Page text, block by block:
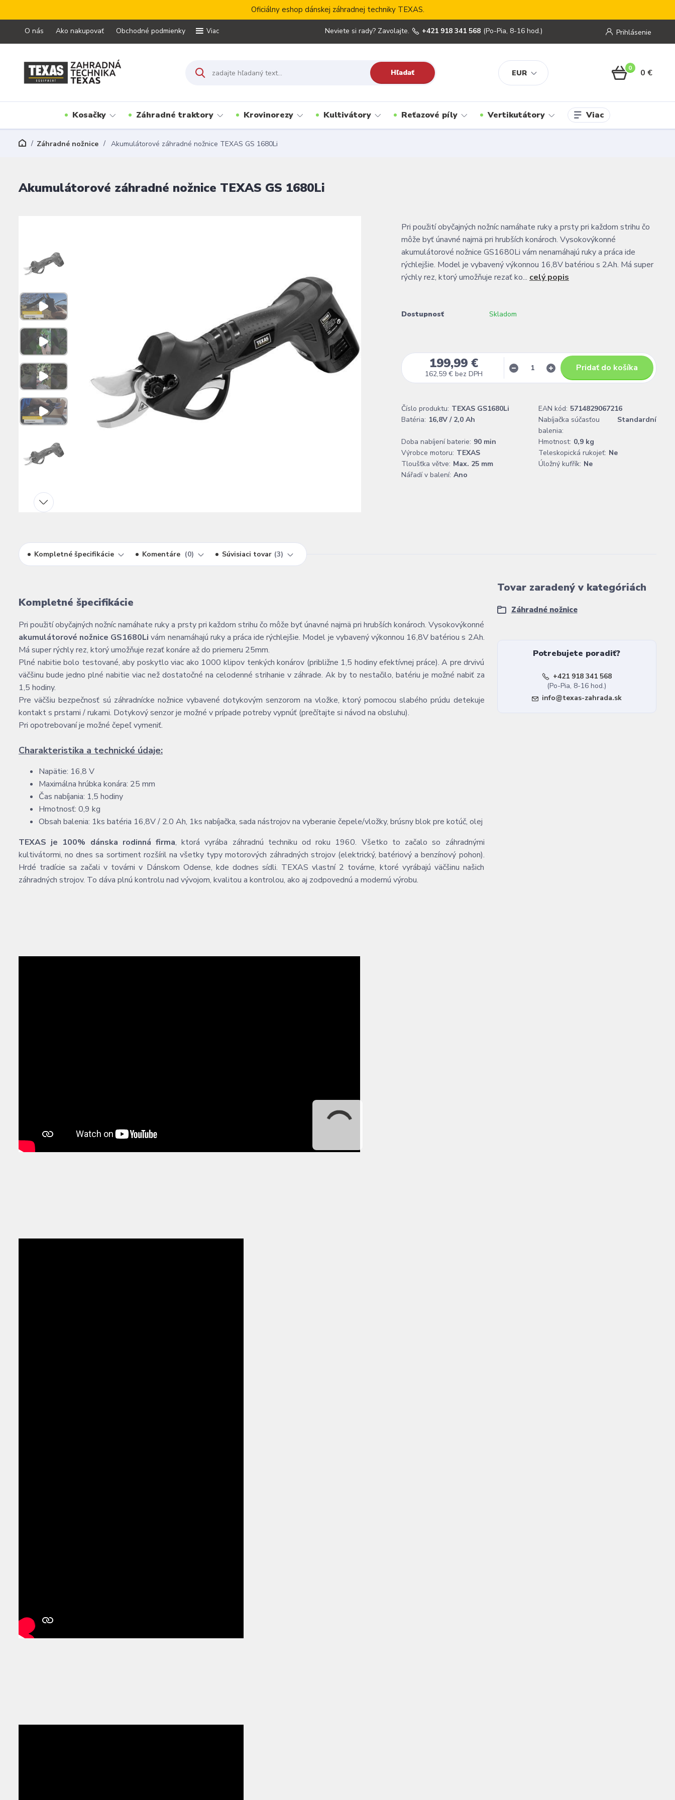
Oficiálny eshop dánskej záhradnej techniky TEXAS.
O nás Ako nakupovať Obchodné podmienky Viac
EUR
Prihlásenie
Hľadať
Neviete si rady? Zavolajte. +421 918 341 568 (Po-Pia, 8-16 hod.)
0 0 €
Kosačky Záhradné traktory Krovinorezy Kultivátory Reťazové píly Vertikutátory Viac
Záhradné nožnice Akumulátorové záhradné nožnice TEXAS GS 1680Li
Akumulátorové záhradné nožnice TEXAS GS 1680Li
Pri použití obyčajných nožníc namáhate ruky a prsty pri každom strihu čo
môže byť únavné najmä pri hrubších konároch. Vysokovýkonné
akumulátorové nožnice GS1680Li vám nenamáhajú ruky a práca ide
rýchlejšie. Model je vybavený výkonnou 16,8V batériou s 2Ah. Má super
rýchly rez, ktorý umožňuje rezať ko... celý popis
Dostupnosť Skladom
199,99 €
162,59 € bez DPH
Pridať do košíka
Číslo produktu: TEXAS GS1680Li EAN kód: 5714829067216
Batéria: 16,8V / 2,0 Ah
Nabíjačka súčasťou
balenia:
Standardní
Doba nabíjení baterie: 90 min Hmotnost: 0,9 kg
Výrobce motoru: TEXAS Teleskopická rukojeť: Ne
Tloušťka větve: Max. 25 mm Úložný kufřík: Ne
Nářadí v balení: Ano
Kompletné špecifikácie Komentáre 0 Súvisiaci tovar 3
Kompletné špecifikácie
Pri použití obyčajných nožníc namáhate ruky a prsty pri každom strihu čo môže byť únavné najmä pri hrubších konároch. Vysokovýkonné
akumulátorové nožnice GS1680Li vám nenamáhajú ruky a práca ide rýchlejšie. Model je vybavený výkonnou 16,8V batériou s 2Ah.
Má super rýchly rez, ktorý umožňuje rezať konáre až do priemeru 25mm.
Plné nabitie bolo testované, aby poskytlo viac ako 1000 klipov tenkých konárov (približne 1,5 hodiny efektívnej práce). A pre drvivú
väčšinu bude jedno plné nabitie viac než dostatočné na celodenné strihanie v záhrade. Ak by to nestačilo, batériu je možné nabiť za
1,5 hodiny.
Pre väčšiu bezpečnosť sú záhradnícke nožnice vybavené dotykovým senzorom na vložke, ktorý pomocou slabého prúdu detekuje
kontakt s prstami / rukami. Dotykový senzor je možné v prípade potreby vypnúť (prečítajte si návod na obsluhu).
Pri opotrebovaní je možné čepeľ vymeniť.
Charakteristika a technické údaje:
Napätie: 16,8 V
Maximálna hrúbka konára: 25 mm
Čas nabíjania: 1,5 hodiny
Hmotnosť: 0,9 kg
Obsah balenia: 1ks batéria 16,8V / 2.0 Ah, 1ks nabíjačka, sada nástrojov na vyberanie čepele/vložky, brúsny blok pre kotúč, olej
TEXAS je 100% dánska rodinná firma, ktorá vyrába záhradnú techniku od roku 1960. Všetko to začalo so záhradnými
kultivátormi, no dnes sa sortiment rozšíril na všetky typy motorových záhradných strojov (elektrický, batériový a benzínový pohon).
Hrdé tradície sa začali v továrni v Dánskom Odense, kde dodnes sídli. TEXAS vlastní 2 továrne, ktoré vyrábajú väčšinu našich
záhradných strojov. To dáva plnú kontrolu nad vývojom, kvalitou a kontrolou, ako aj zodpovednú a modernú výrobu.
Tovar zaradený v kategóriách
Záhradné nožnice
Potrebujete poradiť?
+421 918 341 568
(Po-Pia, 8-16 hod.)
info@texas-zahrada.sk